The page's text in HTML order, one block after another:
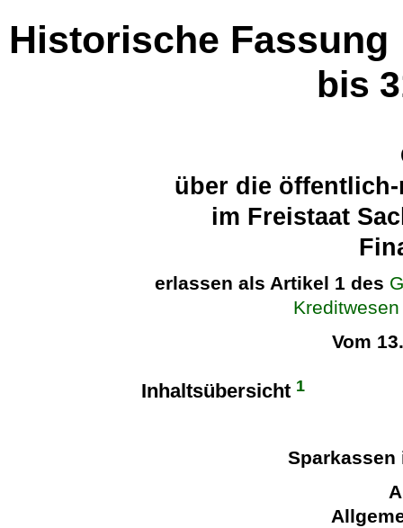
Historische Fassung
bis
über die
im Freistaat
erlassen als Artikel 1 des
Vom
Inhaltsübersicht 1
Sparkassen